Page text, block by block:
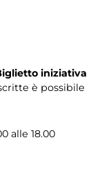
iniziativa
è possibile
alle 18.00